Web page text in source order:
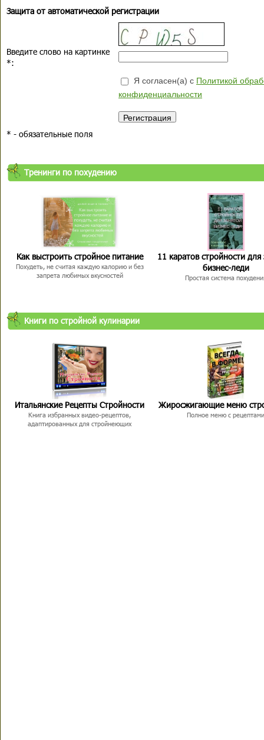
Защита от автоматической регистрации
Введите слово на картинке
*:
Я согласен(а) с Политикой
конфиденциальности
* - обязательные поля
Тренинги по похудению
Как выстроить стройное питание
Похудеть, не считая каждую калорию и без
запрета любимых вкусностей
11 каратов стройности для
бизнес-леди
Простая система
Книги по стройной кулинарии
Итальянские Рецепты Стройности
Книга избранных видео-рецептов,
адаптированных для стройнеющих
Жиросжигающие меню
Полное меню с рецептами